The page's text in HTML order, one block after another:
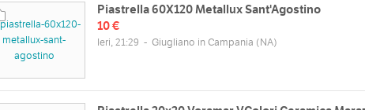
Piastrella 60X120 Metallux Sant'Agostino
10 €
Ieri, 21:29 - Giugliano in Campania (NA)